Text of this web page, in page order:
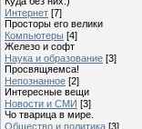
Интернет [7]
Просторы его велики
Компьютеры [4]
Железо и софт
Наука и образование [3]
Просвящяемса!
Непознанное [2]
Интересные вещи
Новости и СМИ [3]
Чо тварица в мире.
Общество и политика [3]